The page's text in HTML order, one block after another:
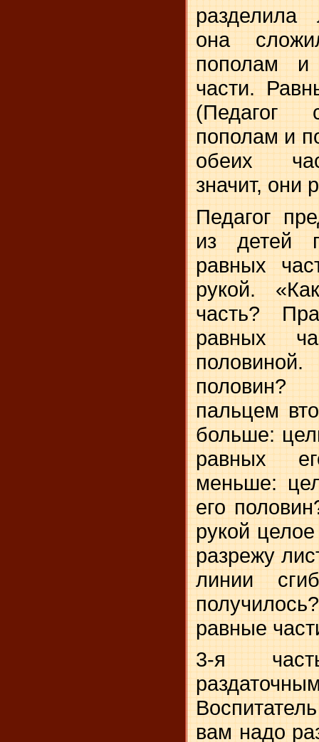
разделила
она
пополам
части.
(Педагог
пополам и
обеих
значит, они
Педагог
из детей
равных
рукой.
часть?
равных
половин?
пальцем
больше:
равных
меньше:
его
рукой
разрежу
линии
равные
3-я
вам надо